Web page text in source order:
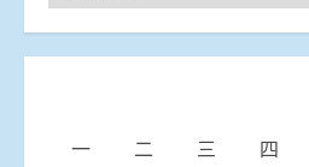
聞
分
一 二 三 四